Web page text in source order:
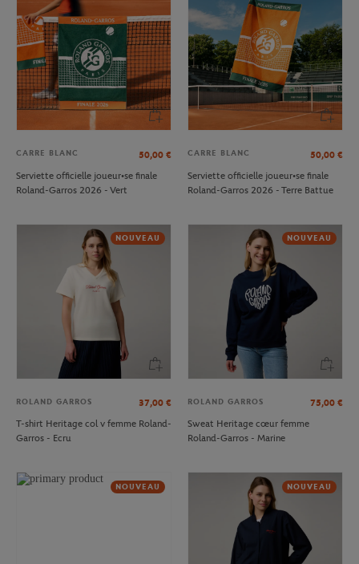
CARRE BLANC 50,00 €
Serviette officielle joueur•se finale
Roland-Garros 2026 - Vert
CARRE BLANC 50,00 €
Serviette officielle joueur•se finale
Roland-Garros 2026 - Terre Battue
NOUVEAU
ROLAND GARROS 37,00 €
T-shirt Heritage col v femme Roland-
Garros - Ecru
NOUVEAU
ROLAND GARROS 75,00 €
Sweat Heritage cœur femme
Roland-Garros - Marine
NOUVEAU NOUVEAU